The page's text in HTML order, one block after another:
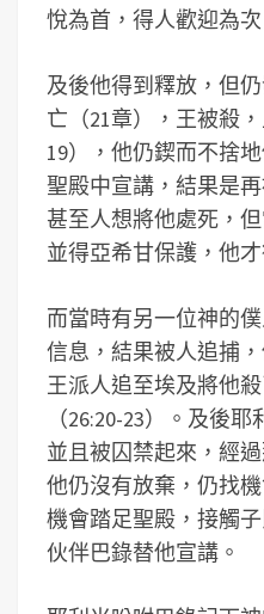
悅為首，得人歡迎為
及後他得到釋放，但
亡（21章），王被殺
19），他仍鍥而不捨
聖殿中宣講，結果是再
甚至人想將他處死，
並得亞希甘保護，他
而當時有另一位神的
信息，結果被人追捕
王派人追至埃及將他
（26:20-23）。及後
並且被囚禁起來，經
他仍沒有放棄，仍找
機會踏足聖殿，接觸
伙伴巴錄替他宣講。